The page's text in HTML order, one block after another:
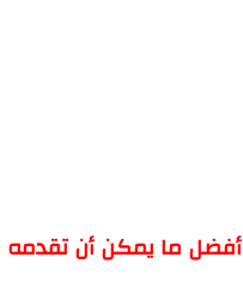
أفضل ما يمكن أن تقدمه موستنج 2024 من